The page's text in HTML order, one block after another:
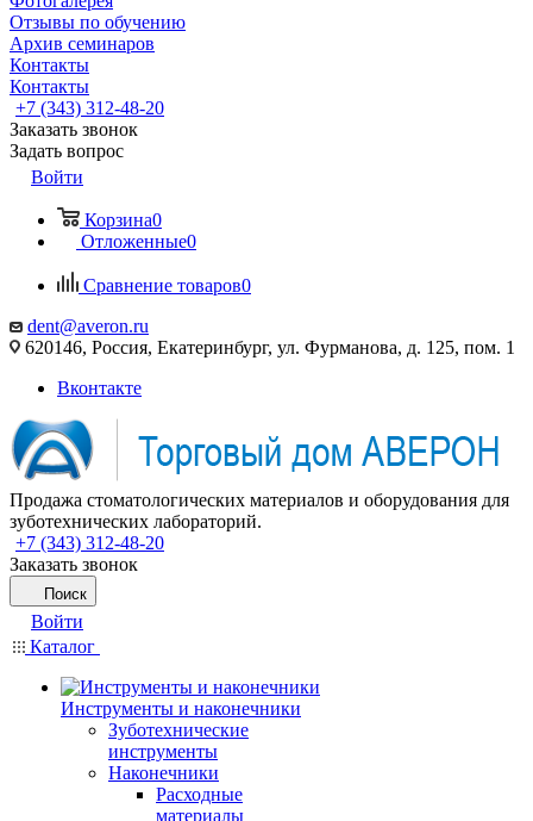
Отзывы по обучению
Архив семинаров
Контакты
Контакты
+7 (343) 312-48-20
Заказать звонок
Задать вопрос
Войти
Корзина0
Отложенные0
Сравнение товаров0
dent@averon.ru
620146, Россия, Екатеринбург, ул. Фурманова, д. 125, пом. 1
Вконтакте
Продажа стоматологических материалов и оборудования для
зуботехнических лабораторий.
+7 (343) 312-48-20
Заказать звонок
Поиск
Войти
Каталог
Инструменты и наконечники
Зуботехнические
инструменты
Наконечники
Расходные
материалы